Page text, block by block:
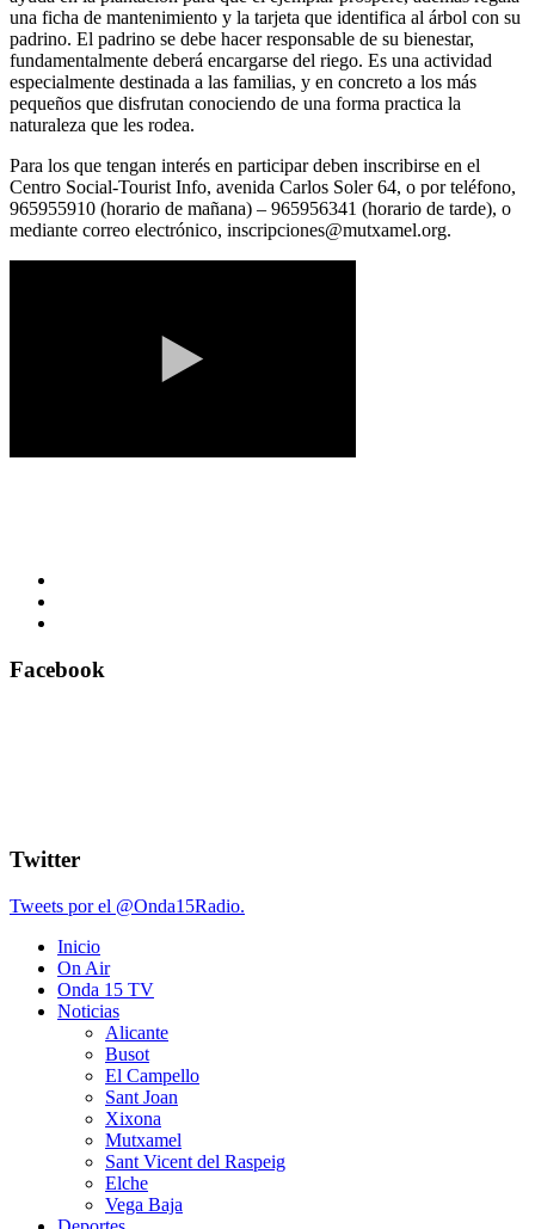
una ficha de mantenimiento y la tarjeta que identifica al árbol con su
padrino. El padrino se debe hacer responsable de su bienestar,
fundamentalmente deberá encargarse del riego. Es una actividad
especialmente destinada a las familias, y en concreto a los más
pequeños que disfrutan conociendo de una forma practica la
naturaleza que les rodea.
Para los que tengan interés en participar deben inscribirse en el
Centro Social-Tourist Info, avenida Carlos Soler 64, o por teléfono,
965955910 (horario de mañana) – 965956341 (horario de tarde), o
mediante correo electrónico, inscripciones@mutxamel.org.
Facebook
Twitter
Tweets por el @Onda15Radio.
Inicio
On Air
Onda 15 TV
Noticias
Alicante
Busot
El Campello
Sant Joan
Xixona
Mutxamel
Sant Vicent del Raspeig
Elche
Vega Baja